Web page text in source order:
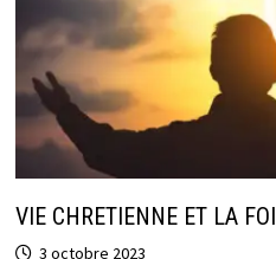
VIE CHRETIENNE ET LA FOI
3 octobre 2023